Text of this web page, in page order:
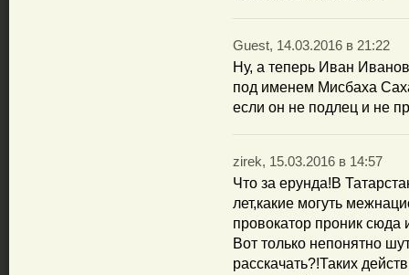
Guest, 14.03.2016 в 21:22
Ну, а теперь Иван
под именем Мисбаха
если он не подлец и не
zirek, 15.03.2016 в 14:57
Что за ерунда!В
лет,какие могуть
провокатор проник сюда
Вот только непонятно
расскачать?!Таких